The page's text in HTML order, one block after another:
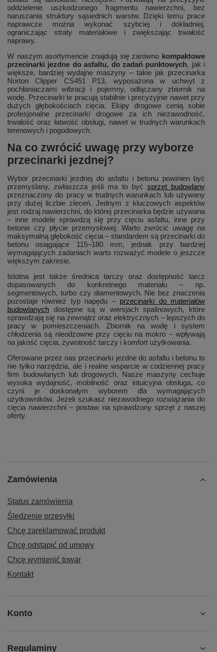
oddzielenie uszkodzonego fragmentu nawierzchni, bez
naruszania struktury sąsiednich warstw. Dzięki temu prace
naprawcze można wykonać szybciej i dokładniej,
ograniczając straty materiałowe i zwiększając trwałość
naprawy.
W naszym asortymencie znajdują się zarówno kompaktowe
przecinarki jezdne do asfaltu, do zadań punktowych, jak i
większe, bardziej wydajne maszyny – takie jak przecinarka
Norton Clipper CS451 P13, wyposażona w uchwyt z
pochłaniaczami wibracji i pojemny, odłączany zbiornik na
wodę. Przecinarki te pracują stabilnie i precyzyjnie nawet przy
dużych głębokościach cięcia. Ekipy drogowe cenią sobie
profesjonalne przecinarki drogowe za ich niezawodność,
trwałość oraz łatwość obsługi, nawet w trudnych warunkach
terenowych i pogodowych.
Na co zwrócić uwagę przy wyborze
przecinarki jezdnej?
Wybór przecinarki jezdnej do asfaltu i betonu powinien być
przemyślany, zwłaszcza jeśli ma to być sprzęt budowlany
przeznaczony do pracy w trudnych warunkach lub używany
przy dużej liczbie zleceń. Jednym z kluczowych aspektów
jest rodzaj nawierzchni, do której przecinarka będzie używana
– inne modele sprawdzą się przy cięciu asfaltu, inne przy
betonie czy płycie przemysłowej. Warto zwrócić uwagę na
maksymalną głębokość cięcia – standardem są przecinarki do
betonu osiągające 115–180 mm, jednak przy bardziej
wymagających zadaniach warto rozważyć modele o jeszcze
większym zakresie.
Istotna jest także średnica tarczy oraz dostępność tarcz
dopasowanych do konkretnego materiału – np.
segmentowych, turbo czy diamentowych. Nie bez znaczenia
pozostaje również typ napędu – przecinarki do materiałów
budowlanych dostępne są w wersjach spalinowych, które
sprawdzają się na zewnątrz oraz elektrycznych – lepszych do
pracy w pomieszczeniach. Zbiornik na wodę i system
chłodzenia są nieodzowne przy cięciu na mokro – wpływają
na jakość cięcia, żywotność tarczy i komfort użytkowania.
Oferowane przez nas przecinarki jezdne do asfaltu i betonu to
nie tylko narzędzia, ale i realne wsparcie w codziennej pracy
firm budowlanych lub drogowych. Nasze maszyny cechuje
wysoka wydajność, mobilność oraz intuicyjna obsługa, co
czyni je doskonałym wyborem dla wymagających
użytkowników. Jeżeli szukasz niezawodnego rozwiązania do
cięcia nawierzchni – postaw na sprawdzony sprzęt z naszej
oferty.
Zamówienia
Status zamówienia
Śledzenie przesyłki
Chcę zareklamować produkt
Chcę odstąpić od umowy
Chcę wymienić towar
Kontakt
Konto
Regulaminy